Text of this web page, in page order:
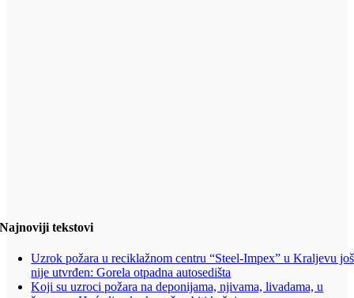
Najnoviji tekstovi
Uzrok požara u reciklažnom centru “Steel-Impex” u Kraljevu još
nije utvrđen: Gorela otpadna autosedišta
Koji su uzroci požara na deponijama, njivama, livadama, u